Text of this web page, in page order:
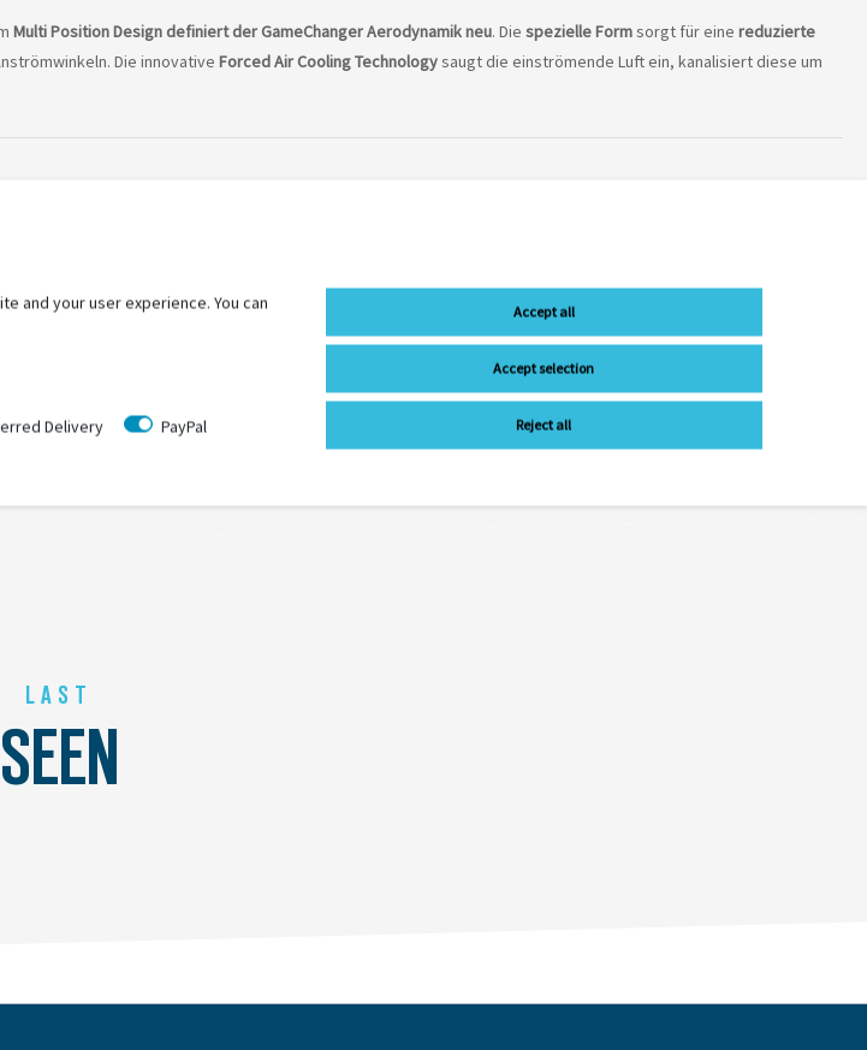
Multi Position Design definiert der GameChanger Aerodynamik neu. Die spezielle Formsorgt für eine reduzierte
Die innovative Forced Air Cooling Technologysaugt die einströmende Luft ein, kanalisiert diese um
LAST
SEEN
and your user experience. You can
Delivery
PayPal
Accept all
Accept selection
Reject all